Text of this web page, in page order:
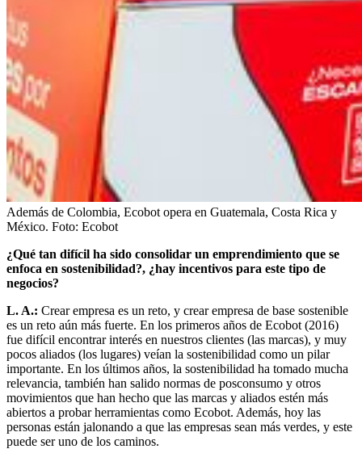
Además de Colombia, Ecobot opera en Guatemala, Costa Rica y
México. Foto: Ecobot
¿Qué tan difícil ha sido consolidar un emprendimiento que se
enfoca en sostenibilidad?, ¿hay incentivos para este tipo de
negocios?
L. A.: Crear empresa es un reto, y crear empresa de base sostenible
es un reto aún más fuerte. En los primeros años de Ecobot (2016)
fue difícil encontrar interés en nuestros clientes (las marcas), y muy
pocos aliados (los lugares) veían la sostenibilidad como un pilar
importante. En los últimos años, la sostenibilidad ha tomado mucha
relevancia, también han salido normas de posconsumo y otros
movimientos que han hecho que las marcas y aliados estén más
abiertos a probar herramientas como Ecobot. Además, hoy las
personas están jalonando a que las empresas sean más verdes, y este
puede ser uno de los caminos.